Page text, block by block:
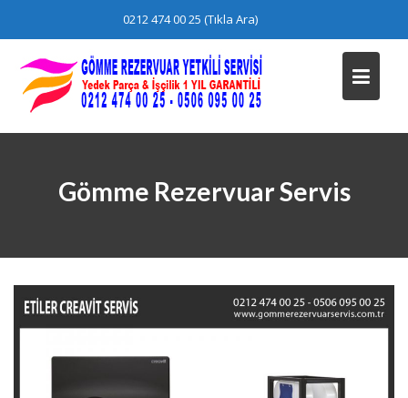
content
0212 474 00 25 (Tıkla Ara)
Gömme Rezervuar Servis